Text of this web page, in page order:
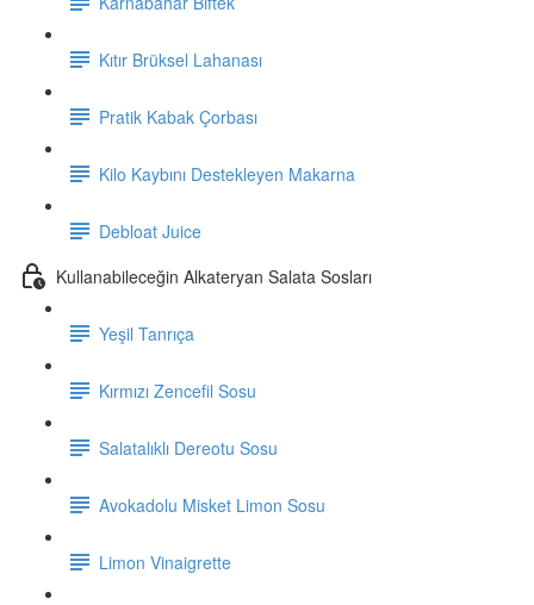
Kıtır Brüksel Lahanası
Pratik Kabak Çorbası
Kilo Kaybını Destekleyen Makarna
Debloat Juice
Kullanabileceğin Alkateryan Salata Sosları
Yeşil Tanrıça
Kırmızı Zencefil Sosu
Salatalıklı Dereotu Sosu
Avokadolu Misket Limon Sosu
Limon Vinaigrette